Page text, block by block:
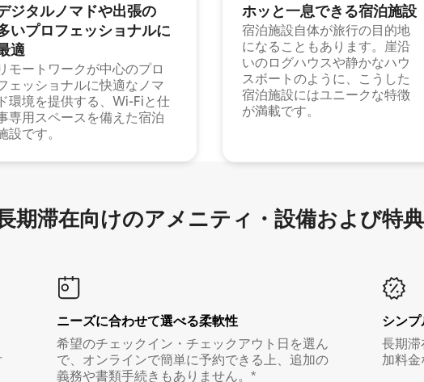
ジタルノマドや出⁠張⁠の
いプ⁠ロ⁠フ⁠ェ⁠ッ⁠シ⁠ョ⁠ナ⁠ル⁠に
適
モートワークが中心のプロ
ェッショナルに快適なノマ
ド環境を提供する、Wi-Fiと仕
専用スペースを備えた宿泊
設です。
ホッと一⁠息⁠で⁠き⁠る宿⁠泊施⁠設
宿泊施設自体が旅行の目的地
になることもあります。崖沿
いのログハウスや静かなハウ
スボートのように、こうした
宿泊施設にはユニークな特徴
が満載です。
期滞在向け⁠のア⁠メ⁠ニ⁠テ⁠ィ⁠・設⁠備⁠および特⁠典
ニーズに合わせて選べる柔軟性
希望のチェックイン・チェックアウト日を選ん
で、オンラインで簡単に予約できる上、追加の
義務や書類手続きもありません。*
シン
長期
加料